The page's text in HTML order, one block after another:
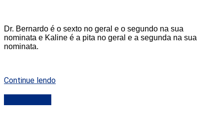
Dr. Bernardo é o sexto no geral e o segundo na sua
nominata e Kaline é a pita no geral e a segunda na sua
nominata.
Continue lendo